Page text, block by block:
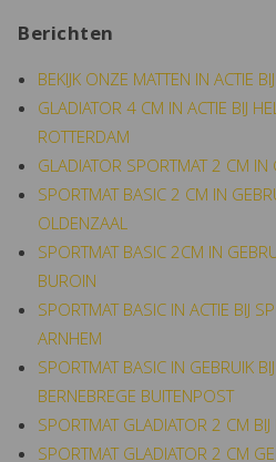
Berichten
BEKIJK ONZE MATTEN IN ACTIE
GLADIATOR 4 CM IN ACTIE BIJ
ROTTERDAM
GLADIATOR SPORTMAT 2 CM IN
SPORTMAT BASIC 2 CM IN
OLDENZAAL
SPORTMAT BASIC 2CM IN
BUROIN
SPORTMAT BASIC IN ACTIE BIJ
ARNHEM
SPORTMAT BASIC IN GEBRUIK
BERNEBREGE BUITENPOST
SPORTMAT GLADIATOR 2 CM